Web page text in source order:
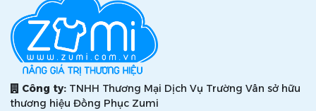
Công ty: TNHH Thương Mại Dịch Vụ Trường Vân sở hữu
thương hiệu Đồng Phục Zumi